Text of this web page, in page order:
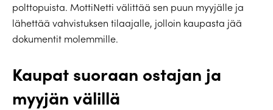
polttopuista. MottiNetti välittää sen puun myyjälle ja
lähettää vahvistuksen tilaajalle, jolloin kaupasta jää
dokumentit molemmille.
Kaupat suoraan ostajan ja
myyjän välillä